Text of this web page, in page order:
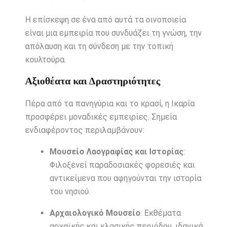
Η επίσκεψη σε ένα από αυτά τα οινοποιεία
είναι μια εμπειρία που συνδυάζει τη γνώση, την
απόλαυση και τη σύνδεση με την τοπική
κουλτούρα.
Αξιοθέατα και Δραστηριότητες
Πέρα από τα πανηγύρια και το κρασί, η Ικαρία
προσφέρει μοναδικές εμπειρίες. Σημεία
ενδιαφέροντος περιλαμβάνουν:
Μουσείο Λαογραφίας και Ιστορίας:
Φιλοξενεί παραδοσιακές φορεσιές και
αντικείμενα που αφηγούνται την ιστορία
του νησιού.
Αρχαιολογικό Μουσείο: Εκθέματα